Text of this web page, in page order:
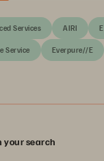
Services AIRI
Service Everpure//E
your search